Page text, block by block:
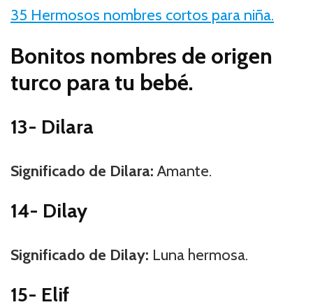
35 Hermosos nombres cortos para niña.
Bonitos nombres de origen
turco para tu bebé.
13- Dilara
Significado de Dilara:Amante.
14- Dilay
Significado de Dilay: Luna hermosa.
15- Elif